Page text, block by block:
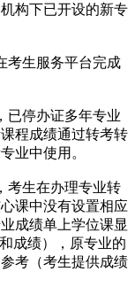
构下已开设的新专
考生服务平台完成
已停办证多年专业
程成绩通过转考转
业中使用。
考生在办理专业转
课中没有设置相应
成绩单上学位课显
成绩），原专业的
考（考生提供成绩